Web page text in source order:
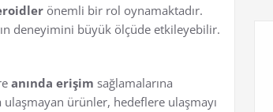
önemli bir rol oynamaktadır.
deneyimini büyük ölçüde etkileyebilir.
anında erişim sağlamalarına
ürünler, hedeflere ulaşmayı